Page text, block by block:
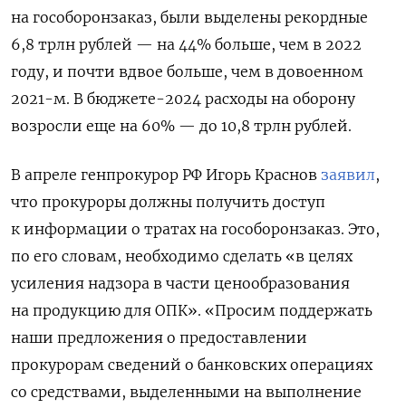
на гособоронзаказ, были выделены рекордные
6,8 трлн рублей — на 44% больше, чем в 2022
году, и почти вдвое больше, чем в довоенном
2021-м. В бюджете-2024 расходы на оборону
возросли еще на 60% — до 10,8 трлн рублей.
В апреле генпрокурор РФ Игорь Краснов заявил,
что прокуроры должны получить доступ
к информации о тратах на гособоронзаказ. Это,
по его словам, необходимо сделать «в целях
усиления надзора в части ценообразования
на продукцию для ОПК». «Просим поддержать
наши предложения о предоставлении
прокурорам сведений о банковских операциях
со средствами, выделенными на выполнение